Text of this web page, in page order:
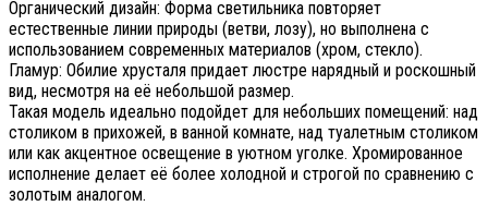
Органический дизайн: Форма светильника повторяет
естественные линии природы (ветви, лозу), но выполнена с
использованием современных материалов (хром, стекло).
Гламур: Обилие хрусталя придает люстре нарядный и роскошный
вид, несмотря на её небольшой размер.
Такая модель идеально подойдет для небольших помещений: над
столиком в прихожей, в ванной комнате, над туалетным столиком
или как акцентное освещение в уютном уголке. Хромированное
исполнение делает её более холодной и строгой по сравнению с
золотым аналогом.